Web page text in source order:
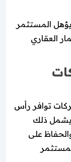
المستثمر
العقاري
توافر رأس
يشمل ذلك
على